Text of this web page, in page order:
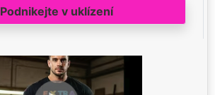
Podnikejte v uklízení